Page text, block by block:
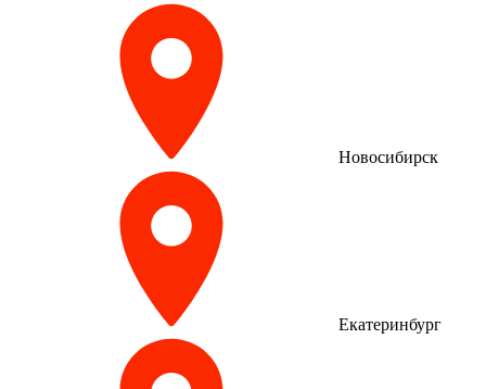
Новосибирск
Екатеринбург